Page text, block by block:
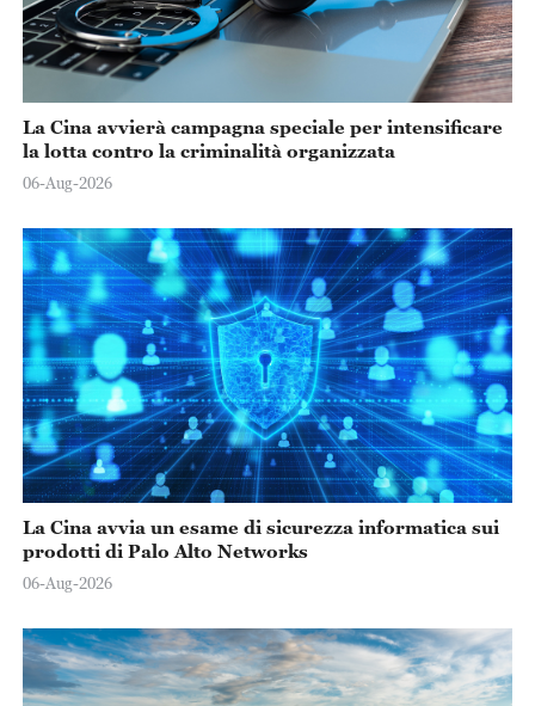
La Cina avvierà campagna speciale per intensificare
la lotta contro la criminalità organizzata
06-Aug-2026
La Cina avvia un esame di sicurezza informatica sui
prodotti di Palo Alto Networks
06-Aug-2026